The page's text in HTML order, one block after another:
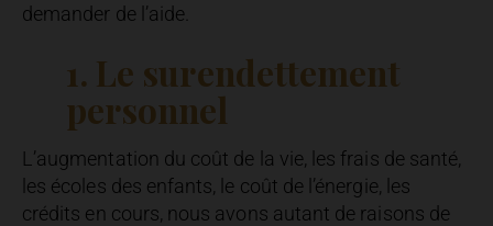
demander de l’aide.
1. Le surendettement
personnel
L’augmentation du coût de la vie, les frais de santé,
les écoles des enfants, le coût de l’énergie, les
crédits en cours, nous avons autant de raisons de